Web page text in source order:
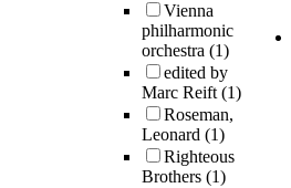
Vienna
philharmonic
orchestra (1)
edited by
Marc Reift(1)
Roseman,
Leonard (1)
Righteous
Brothers (1)